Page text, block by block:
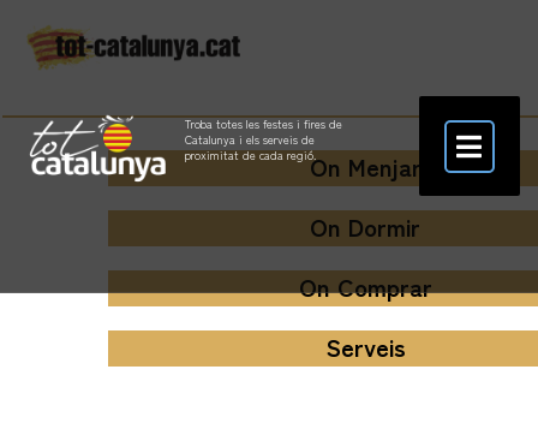
Troba totes les festes i fires de
Catalunya i els serveis de
proximitat de cada regió.On Menjar
On Dormir
On Comprar
Serveis